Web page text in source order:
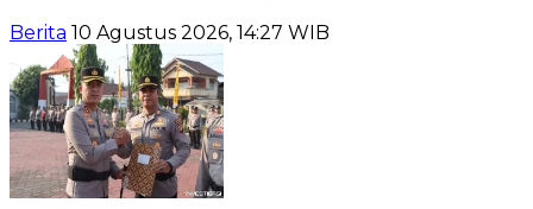
Berita 10 Agustus 2026, 14:27 WIB